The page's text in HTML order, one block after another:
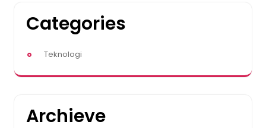
Categories
Teknologi
Archieve